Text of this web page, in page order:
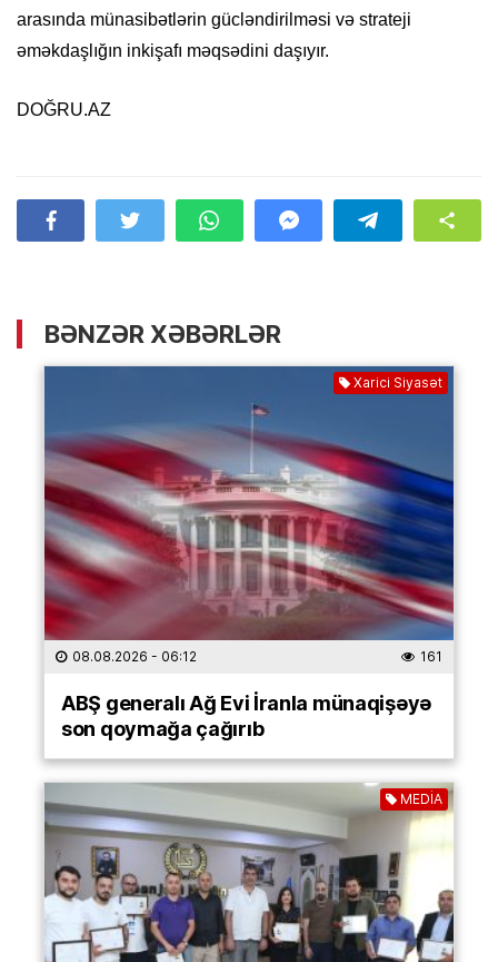
arasında münasibətlərin gücləndirilməsi və strateji
əməkdaşlığın inkişafı məqsədini daşıyır.
DOĞRU.AZ
BƏNZƏR XƏBƏRLƏR
Xarici Siyasət
08.08.2026 - 06:12 161
ABŞ generalı Ağ Evi İranla münaqişəyə
son qoymağa çağırıb
MEDİA